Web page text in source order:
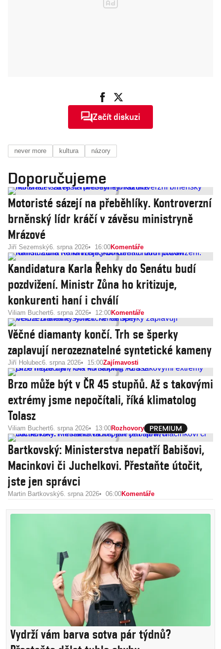
Začít diskuzi
never more kultura názory
Doporučujeme
Motoristé sázejí na přeběhlíky. Kontroverzní
brněnský lídr kráčí v závěsu ministryně
Mrázové
Jiří Sezemský6. srpna 2026 16:00Komentáře
Kandidatura Karla Řehky do Senátu budí
pozdvižení. Ministr Zůna ho kritizuje,
konkurenti haní i chválí
Viliam Buchert6. srpna 2026 12:00Komentáře
Věčné diamanty končí. Trh se šperky
zaplavují nerozeznatelné syntetické kameny
Jiří Holubec6. srpna 2026 15:00Zajímavosti
Brzo může být v ČR 45 stupňů. Až s takovými
extrémy jsme nepočítali, říká klimatolog
Tolasz
Viliam Buchert6. srpna 2026 13:00Rozhovory
Bartkovský: Ministerstva nepatří Babišovi,
Macinkovi či Juchelkovi. Přestaňte útočit,
jste jen správci
Martin Bartkovský6. srpna 2026 06:00Komentáře
Vydrží vám barva sotva pár týdnů?